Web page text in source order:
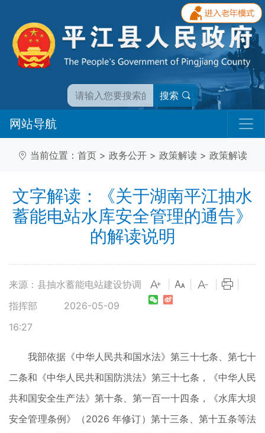
搜索
网站导航
当前位置： 首页 > 政务公开 > 政策解读 > 政策解读
文字解读：《关于湖南平江抽水
蓄能电站水库安全管理的通告》
的解读说明
来源：县抽水蓄能电站建设协调
指挥部
2026-05-09
16:27
我部依据《中华人民共和国水法》第三十七条、第七十
二条和《中华人民共和国防洪法》第三十七条，《中华人民
共和国安全生产法》第十条、第一百一十四条，《水库大坝
安全管理条例》（2026 年修订）第十三条、第十五条等法